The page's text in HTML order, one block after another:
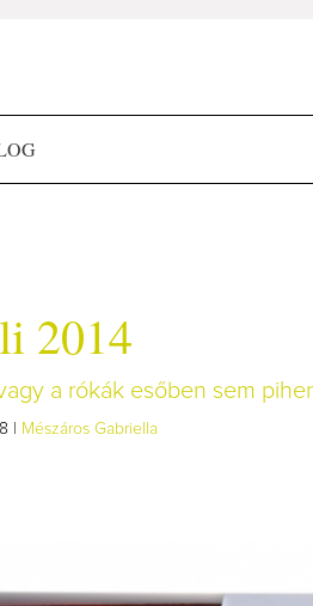
2014
a rókák esőben sem
| Mészáros Gabriella